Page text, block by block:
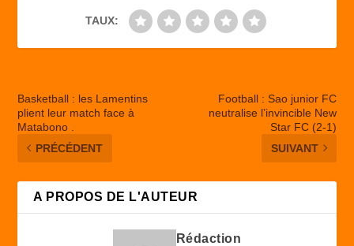
TAUX:
Basketball : les Lamentins
plient leur match face à
Matabono .
PRÉCÉDENT
Football : Sao junior FC
neutralise l’invincible New
Star FC (2-1)
SUIVANT
A PROPOS DE L'AUTEUR
Rédaction